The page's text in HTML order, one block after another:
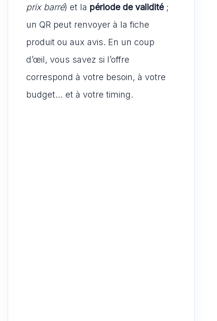
prix barré) et la période de validité;
un QR peut renvoyer à la fiche
produit ou aux avis. En un coup
d’œil, vous savez si l’offre
correspond à votre besoin, à votre
budget… et à votre timing.